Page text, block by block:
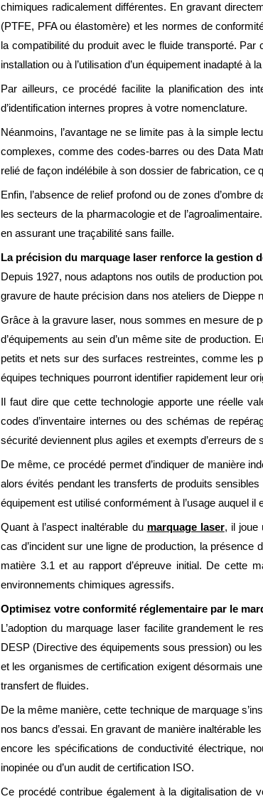
chimiques radicalement différentes. En gravant
(PTFE, PFA ou élastomère) et les normes de
la compatibilité du produit avec le fluide transporté.
installation ou à l’utilisation d’un équipement inadapté à
Par ailleurs, ce procédé facilite la planification des
d’identification internes propres à votre nomenclature.
Néanmoins, l’avantage ne se limite pas à la simple
complexes, comme des codes-barres ou des Data
relié de façon indélébile à son dossier de fabrication,
Enfin, l’absence de relief profond ou de zones
les secteurs de la pharmacologie et de
en assurant une traçabilité sans faille.
La précision du marquage laser renforce la gestion
Depuis 1927, nous adaptons nos outils de production
gravure de haute précision dans nos ateliers de Dieppe
Grâce à la gravure laser, nous sommes en mesure de
d’équipements au sein d’un même site de production.
petits et nets sur des surfaces restreintes, comme les
équipes techniques pourront identifier rapidement leur
Il faut dire que cette technologie apporte une réelle
codes d’inventaire internes ou des schémas de
sécurité deviennent plus agiles et exempts d’erreurs de
De même, ce procédé permet d’indiquer de manière
alors évités pendant les transferts de produits
équipement est utilisé conformément à l’usage auquel
Quant à l’aspect inaltérable du marquage laser, il joue
cas d’incident sur une ligne de production, la
matière 3.1 et au rapport d’épreuve initial. De cette
environnements chimiques agressifs.
Optimisez votre conformité réglementaire par le
L’adoption du marquage laser facilite grandement le
DESP (Directive des équipements sous pression) ou
et les organismes de certification exigent désormais
transfert de fluides.
De la même manière, cette technique de marquage
nos bancs d’essai. En gravant de manière inaltérable
encore les spécifications de conductivité électrique,
inopinée ou d’un audit de certification ISO.
Ce procédé contribue également à la digitalisation de